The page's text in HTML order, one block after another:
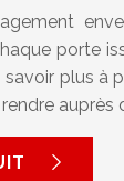
porte
savoir plus à
auprès